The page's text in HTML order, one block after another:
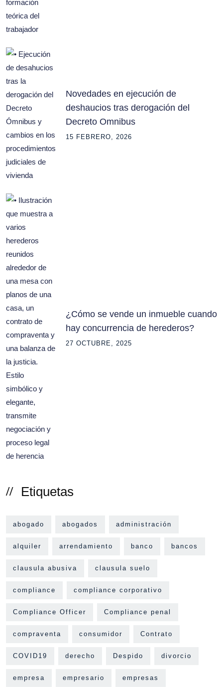
Novedades en ejecución de
deshaucios tras derogación del
Decreto Omnibus
15 FEBRERO, 2026
¿Cómo se vende un inmueble cuando
hay concurrencia de herederos?
27 OCTUBRE, 2025
Etiquetas
abogado abogados administración
alquiler arrendamiento banco bancos
clausula abusiva clausula suelo
compliance compliance corporativo
Compliance Officer Compliance penal
compraventa consumidor Contrato
COVID19 derecho Despido divorcio
empresa empresario empresas